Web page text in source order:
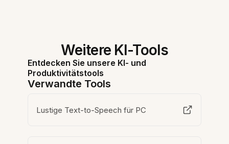
Weitere KI-Tools
Entdecken Sie unsere KI- und
Produktivitätstools
Verwandte Tools
Lustige Text-to-Speech für PC